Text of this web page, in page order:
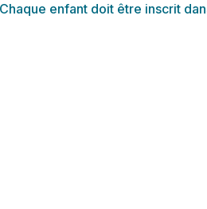
enfant doit être inscrit